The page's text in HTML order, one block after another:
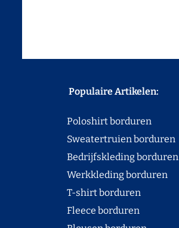
Populaire Artikelen:
Poloshirt borduren
Sweatertruien borduren
Bedrijfskleding borduren
Werkkleding borduren
T-shirt borduren
Fleece borduren